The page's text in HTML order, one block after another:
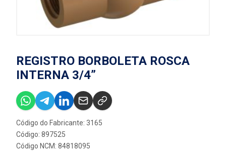
REGISTRO BORBOLETA ROSCA
INTERNA 3/4”
Código do Fabricante: 3165
Código: 897525
Código NCM: 84818095